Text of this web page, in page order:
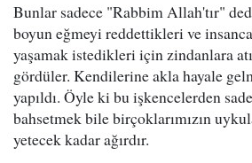
Bunlar sadece "Rabbim Allah'tır"
boyun eğmeyi reddettikleri ve
yaşamak istedikleri için zindanlara
gördüler. Kendilerine akla hayale
yapıldı. Öyle ki bu işkencelerden
bahsetmek bile birçoklarımızın
yetecek kadar ağırdır.